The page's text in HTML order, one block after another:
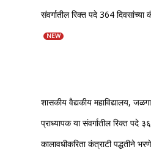
संवर्गातील रिक्त पदे 364 दिवसांच्या
NEW
शासकीय वैद्यकीय महाविद्यालय,
प्राध्यापक या संवर्गातील रिक्त पदे
कालावधीकरिता कंत्राटी पद्धतीने